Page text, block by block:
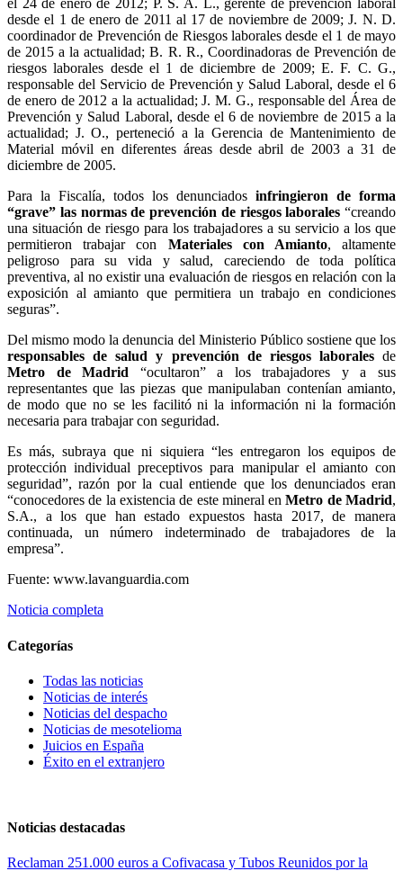
el 24 de enero de 2012; P. S. A. L., gerente de prevención laboral
desde el 1 de enero de 2011 al 17 de noviembre de 2009; J. N. D.
coordinador de Prevención de Riesgos laborales desde el 1 de mayo
de 2015 a la actualidad; B. R. R., Coordinadoras de Prevención de
riesgos laborales desde el 1 de diciembre de 2009; E. F. C. G.,
responsable del Servicio de Prevención y Salud Laboral, desde el 6
de enero de 2012 a la actualidad; J. M. G., responsable del Área de
Prevención y Salud Laboral, desde el 6 de noviembre de 2015 a la
actualidad; J. O., perteneció a la Gerencia de Mantenimiento de
Material móvil en diferentes áreas desde abril de 2003 a 31 de
diciembre de 2005.
Para la Fiscalía, todos los denunciados infringieron de forma
“grave” las normas de prevención de riesgos laborales “creando
una situación de riesgo para los trabajadores a su servicio a los que
permitieron trabajar con Materiales con Amianto, altamente
peligroso para su vida y salud, careciendo de toda política
preventiva, al no existir una evaluación de riesgos en relación con la
exposición al amianto que permitiera un trabajo en condiciones
seguras”.
Del mismo modo la denuncia del Ministerio Público sostiene que los
responsables de salud y prevención de riesgos laborales de
Metro de Madrid “ocultaron” a los trabajadores y a sus
representantes que las piezas que manipulaban contenían amianto,
de modo que no se les facilitó ni la información ni la formación
necesaria para trabajar con seguridad.
Es más, subraya que ni siquiera “les entregaron los equipos de
protección individual preceptivos para manipular el amianto con
seguridad”, razón por la cual entiende que los denunciados eran
“conocedores de la existencia de este mineral enMetro de Madrid,
S.A., a los que han estado expuestos hasta 2017, de manera
continuada, un número indeterminado de trabajadores de la
empresa”.
Fuente: www.lavanguardia.com
Noticia completa
Categorías
Todas las noticias
Noticias de interés
Noticias del despacho
Noticias de mesotelioma
Juicios en España
Éxito en el extranjero
Noticias destacadas
Reclaman 251.000 euros a Cofivacasa y Tubos Reunidos por la